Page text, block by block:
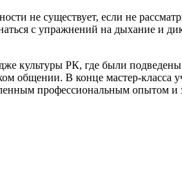
не существует, если не
с упражнений на дыхание и
культуры РК, где были
общении. В конце мастер-
профессиональным опытом и